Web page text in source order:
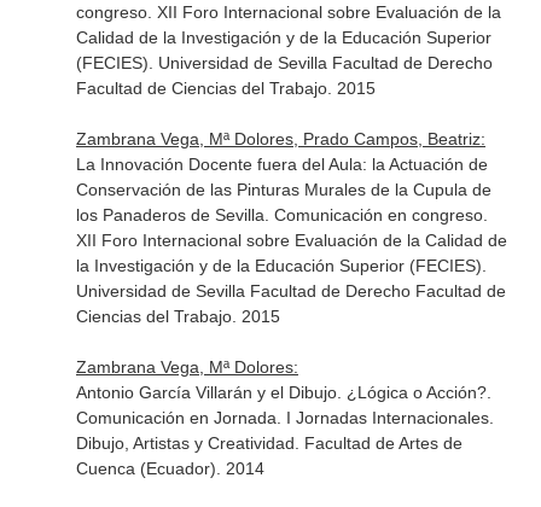
congreso. XII Foro Internacional sobre Evaluación de la
Calidad de la Investigación y de la Educación Superior
(FECIES). Universidad de Sevilla Facultad de Derecho
Facultad de Ciencias del Trabajo. 2015
Zambrana Vega, Mª Dolores, Prado Campos, Beatriz:
La Innovación Docente fuera del Aula: la Actuación de
Conservación de las Pinturas Murales de la Cupula de
los Panaderos de Sevilla. Comunicación en congreso.
XII Foro Internacional sobre Evaluación de la Calidad de
la Investigación y de la Educación Superior (FECIES).
Universidad de Sevilla Facultad de Derecho Facultad de
Ciencias del Trabajo. 2015
Zambrana Vega, Mª Dolores:
Antonio García Villarán y el Dibujo. ¿Lógica o Acción?.
Comunicación en Jornada. I Jornadas Internacionales.
Dibujo, Artistas y Creatividad. Facultad de Artes de
Cuenca (Ecuador). 2014